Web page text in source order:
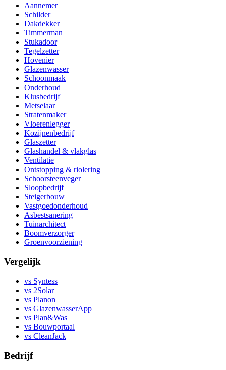
Aannemer
Schilder
Dakdekker
Timmerman
Stukadoor
Tegelzetter
Hovenier
Glazenwasser
Schoonmaak
Onderhoud
Klusbedrijf
Metselaar
Stratenmaker
Vloerenlegger
Kozijnenbedrijf
Glaszetter
Glashandel & vlakglas
Ventilatie
Ontstopping & riolering
Schoorsteenveger
Sloopbedrijf
Steigerbouw
Vastgoedonderhoud
Asbestsanering
Tuinarchitect
Boomverzorger
Groenvoorziening
Vergelijk
vs Syntess
vs 2Solar
vs Planon
vs GlazenwasserApp
vs Plan&Was
vs Bouwportaal
vs CleanJack
Bedrijf